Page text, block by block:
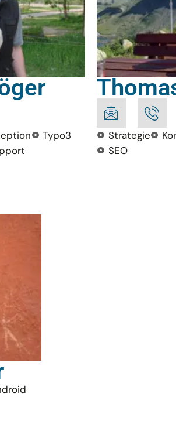
Strategie
SEO
Typo3